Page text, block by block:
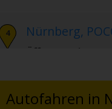
Nürnberg,
Öffnungszeiten:
Autofahren in